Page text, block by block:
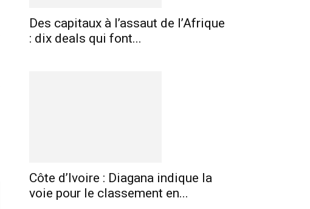
Des capitaux à l’assaut de l’Afrique
: dix deals qui font...
Côte d’Ivoire : Diagana indique la
voie pour le classement en...